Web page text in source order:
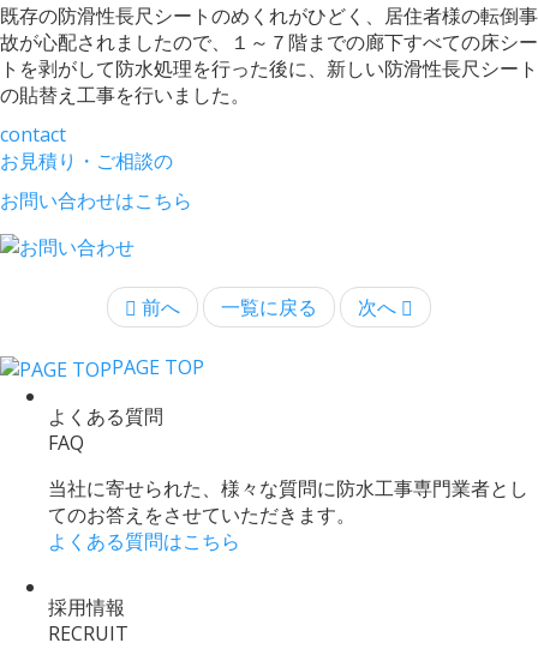
既存の防滑性長尺シートのめくれがひどく、居住者様の転倒事
故が心配されましたので、１～７階までの廊下すべての床シー
トを剥がして防水処理を行った後に、新しい防滑性長尺シート
の貼替え工事を行いました。
contact
お見積り・ご相談の
お問い合わせはこちら
前へ 一覧に戻る 次へ
PAGE TOP
よくある質問
FAQ
当社に寄せられた、様々な質問に防水工事専門業者とし
てのお答えをさせていただきます。
よくある質問はこちら
採用情報
RECRUIT